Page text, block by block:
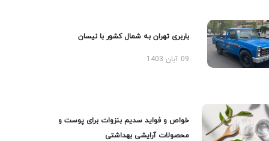
باربری تهران به شمال کشور با نیسان
09 آبان 1403
خواص و فواید سدیم بنزوات برای پوست و
محصولات آرایشی بهداشتی